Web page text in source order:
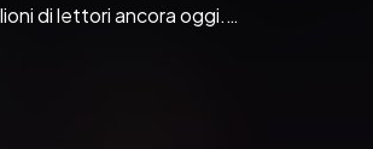
di lettori ancora oggi.
francese e negli anni del Regime
dell’aristocrazia negli